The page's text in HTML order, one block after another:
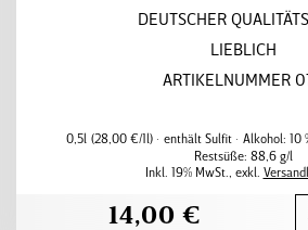
DEUTSCHER
LIEBLICH
ARTIKELNUMMER
0,5l (28,00 €/1l) enthält Sulfit Alkohol: 10
Restsüße: 88,6 g/l
14,00 €
Inkl. 19% MwSt. exkl.